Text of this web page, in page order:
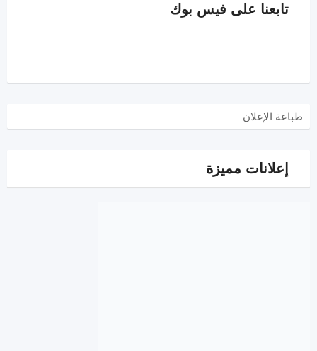
تابعنا على فيس بوك
طباعة الإعلان
إعلانات مميزة